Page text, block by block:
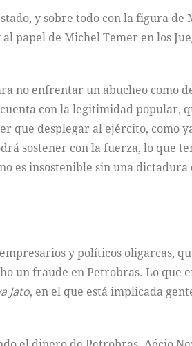
y sobre todo con la figura de
papel de Michel Temer en los
no enfrentar un abucheo como
con la legitimidad popular,
que desplegar al ejército, como
sostener con la fuerza, lo que
es insostenible sin una dictadura
y políticos oligarcas,
un fraude en Petrobras. Lo que
Jato, en el que está implicada